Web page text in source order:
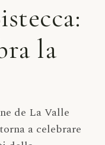
la
de La Valle
a celebrare